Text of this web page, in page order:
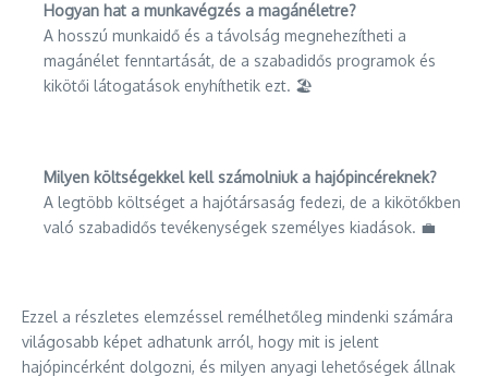
Hogyan hat a munkavégzés a magánéletre?
A hosszú munkaidő és a távolság megnehezítheti a
magánélet fenntartását, de a szabadidős programok és
kikötői látogatások enyhíthetik ezt. 🏖
Milyen költségekkel kell számolniuk a hajópincéreknek?
A legtöbb költséget a hajótársaság fedezi, de a kikötőkben
való szabadidős tevékenységek személyes kiadások. 💼
Ezzel a részletes elemzéssel remélhetőleg mindenki számára
világosabb képet adhatunk arról, hogy mit is jelent
hajópincérként dolgozni, és milyen anyagi lehetőségek állnak